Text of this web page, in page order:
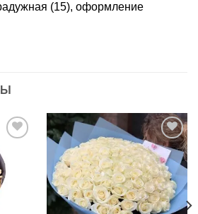
(15), оформление
В
избранное